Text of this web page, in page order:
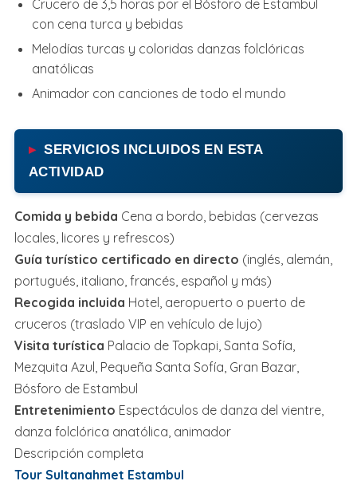
Crucero de 3,5 horas por el Bósforo de Estambul
con cena turca y bebidas
Melodías turcas y coloridas danzas folclóricas
anatólicas
Animador con canciones de todo el mundo
SERVICIOS INCLUIDOS EN ESTA
ACTIVIDAD
Comida y bebida Cena a bordo, bebidas (cervezas
locales, licores y refrescos)
Guía turístico certificado en directo (inglés, alemán,
portugués, italiano, francés, español y más)
Recogida incluida Hotel, aeropuerto o puerto de
cruceros (traslado VIP en vehículo de lujo)
Visita turística Palacio de Topkapi, Santa Sofía,
Mezquita Azul, Pequeña Santa Sofía, Gran Bazar,
Bósforo de Estambul
Entretenimiento Espectáculos de danza del vientre,
danza folclórica anatólica, animador
Descripción completa
Tour Sultanahmet Estambul